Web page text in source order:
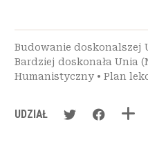
Budowanie doskonalszej
Bardziej doskonała Unia
Humanistyczny • Plan
UDZIAŁ